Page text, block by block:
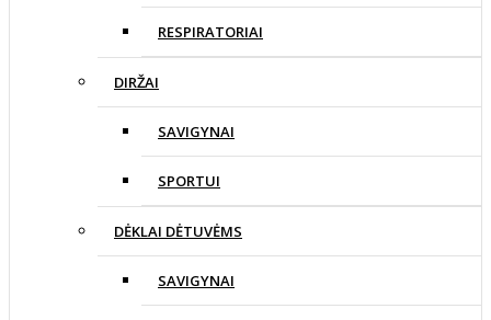
RESPIRATORIAI
DIRŽAI
SAVIGYNAI
SPORTUI
DĖKLAI DĖTUVĖMS
SAVIGYNAI